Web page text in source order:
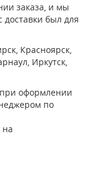
заказа, и мы
доставки был для
Красноярск,
Иркутск,
оформлении
по
на